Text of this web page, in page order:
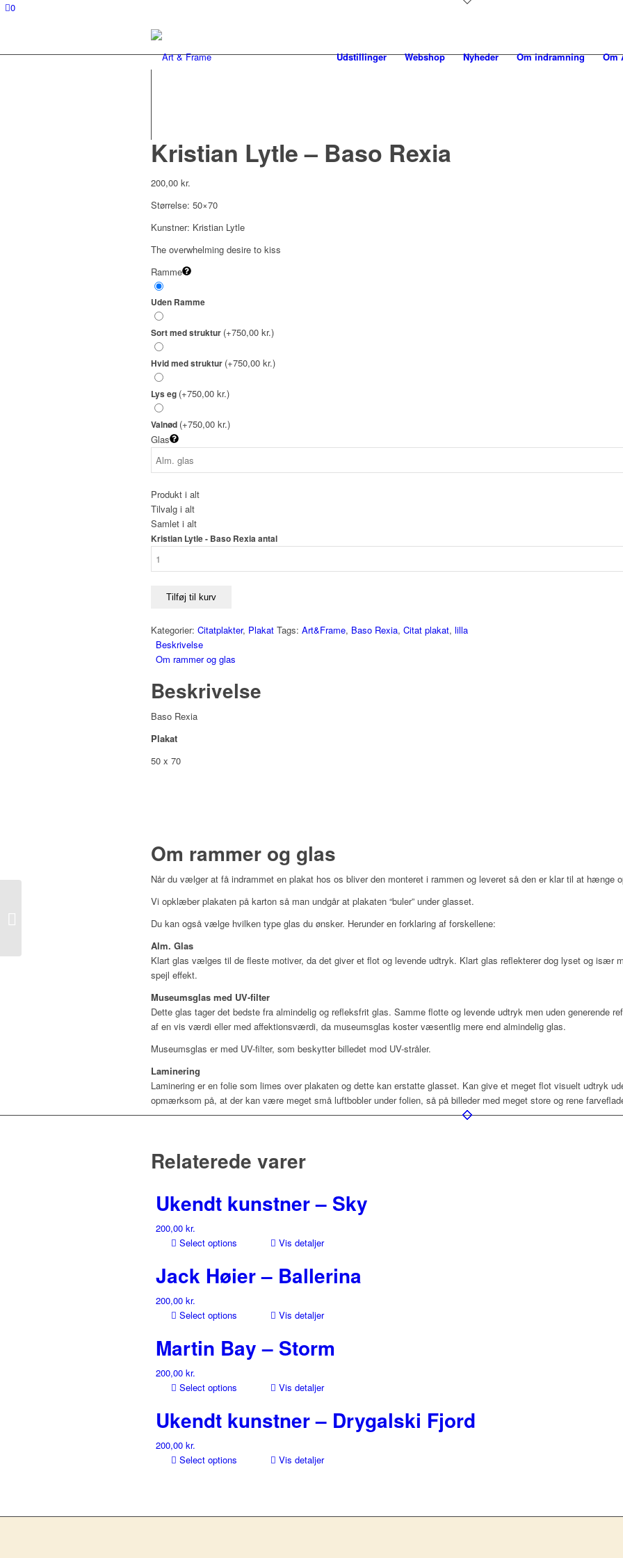
0
Udstillinger Webshop Nyheder Om indramning Om
Kristian Lytle – Baso Rexia
200,00 kr.
Størrelse: 50×70
Kunstner: Kristian Lytle
The overwhelming desire to kiss
Ramme
Uden Ramme
Sort med struktur (+750,00 kr.)
Hvid med struktur (+750,00 kr.)
Lys eg (+750,00 kr.)
Valnød (+750,00 kr.)
Glas
Produkt i alt
Tilvalg i alt
Samlet i alt
Kristian Lytle - Baso Rexia antal
Tilføj til kurv
Kategorier: Citatplakter, Plakat Tags: Art&Frame, Baso Rexia, Citat plakat, lilla
Beskrivelse
Om rammer og glas
Beskrivelse
Baso Rexia
Plakat
50 x 70
Om rammer og glas
Når du vælger at få indrammet en plakat hos os bliver den monteret i rammen og leveret så den er klar til at hænge
Vi opklæber plakaten på karton så man undgår at plakaten “buler” under glasset.
Du kan også vælge hvilken type glas du ønsker. Herunder en forklaring af forskellene:
Alm. Glas
Klart glas vælges til de fleste motiver, da det giver et flot og levende udtryk. Klart glas reflekterer dog lyset og især
spejl effekt.
Museumsglas med UV-filter
Dette glas tager det bedste fra almindelig og refleksfrit glas. Samme flotte og levende udtryk men uden generende
af en vis værdi eller med affektionsværdi, da museumsglas koster væsentlig mere end almindelig glas.
Museumsglas er med UV-filter, som beskytter billedet mod UV-stråler.
Laminering
Laminering er en folie som limes over plakaten og dette kan erstatte glasset. Kan give et meget flot visuelt udtryk
opmærksom på, at der kan være meget små luftbobler under folien, så på billeder med meget store og rene
Relaterede varer
Ukendt kunstner – Sky
200,00 kr.
Select options
Vis detaljer
Jack Høier – Ballerina
200,00 kr.
Select options
Vis detaljer
Martin Bay – Storm
200,00 kr.
Select options
Vis detaljer
Ukendt kunstner – Drygalski Fjord
200,00 kr.
Select options
Vis detaljer